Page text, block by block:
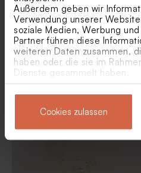
Außerdem geben wir
Verwendung unserer
soziale Medien, Werbung
Partner führen diese
weiteren Daten zusammen,
haben oder die sie im
Dienste gesammelt haben.
Cookies zulassen
Seifenblasen 'Nachtblau
matt' | 6er Set
und Samtoptik